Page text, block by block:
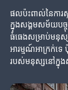
ផលប៉ះពាល់នៃកា
ក្នុងសង្គមសម័យបច្
ធំធេងសម្រាប់មនុ
អារម្មណ៍អាក្រក់ទេ
របស់មនុស្សនៅក្នុង